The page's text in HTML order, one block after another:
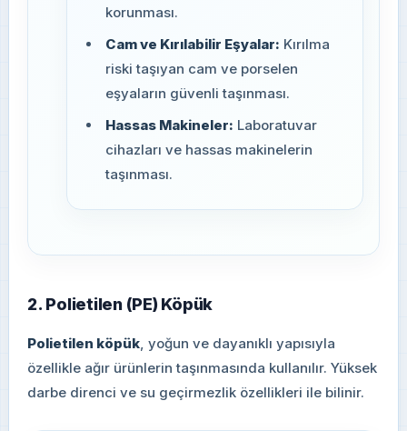
korunması.
Cam ve Kırılabilir Eşyalar: Kırılma
riski taşıyan cam ve porselen
eşyaların güvenli taşınması.
Hassas Makineler: Laboratuvar
cihazları ve hassas makinelerin
taşınması.
2. Polietilen (PE) Köpük
Polietilen köpük, yoğun ve dayanıklı yapısıyla
özellikle ağır ürünlerin taşınmasında kullanılır. Yüksek
darbe direnci ve su geçirmezlik özellikleri ile bilinir.